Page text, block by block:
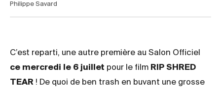
Philippe Savard
C’est reparti, une autre première au Salon Officiel
ce mercredi le 6 juillet pour le film RIP SHRED
TEAR ! De quoi de ben trash en buvant une grosse